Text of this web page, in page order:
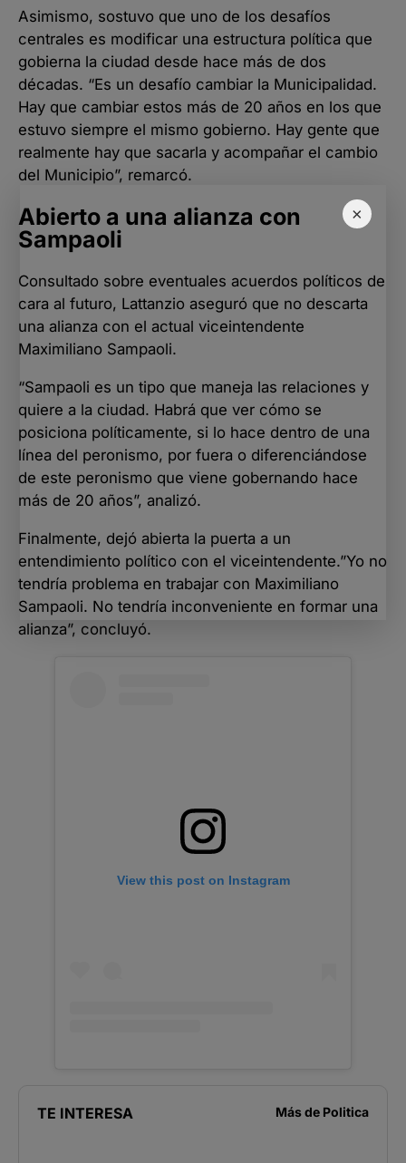
×
Asimismo, sostuvo que uno de los desafíos
centrales es modificar una estructura política que
gobierna la ciudad desde hace más de dos
décadas. “Es un desafío cambiar la Municipalidad.
Hay que cambiar estos más de 20 años en los que
estuvo siempre el mismo gobierno. Hay gente que
realmente hay que sacarla y acompañar el cambio
del Municipio”, remarcó.
Abierto a una alianza con
Sampaoli
Consultado sobre eventuales acuerdos políticos de
cara al futuro, Lattanzio aseguró que no descarta
una alianza con el actual viceintendente
Maximiliano Sampaoli.
“Sampaoli es un tipo que maneja las relaciones y
quiere a la ciudad. Habrá que ver cómo se
posiciona políticamente, si lo hace dentro de una
línea del peronismo, por fuera o diferenciándose
de este peronismo que viene gobernando hace
más de 20 años”, analizó.
Finalmente, dejó abierta la puerta a un
entendimiento político con el viceintendente.”Yo no
tendría problema en trabajar con Maximiliano
Sampaoli. No tendría inconveniente en formar una
alianza”, concluyó.
View this post on Instagram
TE INTERESA Más de Politica